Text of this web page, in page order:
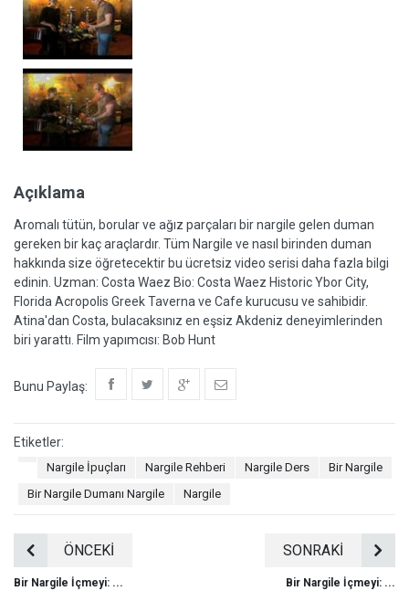
Açıklama
Aromalı tütün, borular ve ağız parçaları bir nargile gelen duman
gereken bir kaç araçlardır. Tüm Nargile ve nasıl birinden duman
hakkında size öğretecektir bu ücretsiz video serisi daha fazla bilgi
edinin. Uzman: Costa Waez Bio: Costa Waez Historic Ybor City,
Florida Acropolis Greek Taverna ve Cafe kurucusu ve sahibidir.
Atina'dan Costa, bulacaksınız en eşsiz Akdeniz deneyimlerinden
biri yarattı. Film yapımcısı: Bob Hunt
Bunu Paylaş:
Etiketler:
Nargile İpuçları Nargile Rehberi Nargile Ders
Bir Nargile
Bir Nargile Dumanı Nargile
Nargile
ÖNCEKİ
Bir Nargile İçmeyi: ...
SONRAKİ
Bir Nargile İçmeyi: ...